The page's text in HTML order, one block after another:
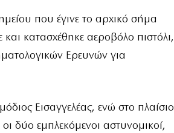
που έγινε το αρχικό σήμα
κατασχέθηκε αεροβόλο πιστόλι,
Ερευνών για
Εισαγγελέας, ενώ στο πλαίσιο
δύο εμπλεκόμενοι αστυνομικοί,